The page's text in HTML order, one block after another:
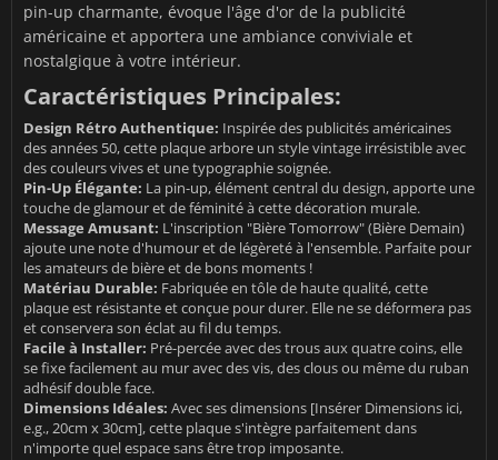
pin-up charmante, évoque l'âge d'or de la publicité
américaine et apportera une ambiance conviviale et
nostalgique à votre intérieur.
Caractéristiques Principales:
Design Rétro Authentique: Inspirée des publicités américaines
des années 50, cette plaque arbore un style vintage irrésistible avec
des couleurs vives et une typographie soignée.
Pin-Up Élégante: La pin-up, élément central du design, apporte une
touche de glamour et de féminité à cette décoration murale.
Message Amusant: L'inscription "Bière Tomorrow" (Bière Demain)
ajoute une note d'humour et de légèreté à l'ensemble. Parfaite pour
les amateurs de bière et de bons moments !
Matériau Durable: Fabriquée en tôle de haute qualité, cette
plaque est résistante et conçue pour durer. Elle ne se déformera pas
et conservera son éclat au fil du temps.
Facile à Installer: Pré-percée avec des trous aux quatre coins, elle
se fixe facilement au mur avec des vis, des clous ou même du ruban
adhésif double face.
Dimensions Idéales: Avec ses dimensions [Insérer Dimensions ici,
e.g., 20cm x 30cm], cette plaque s'intègre parfaitement dans
n'importe quel espace sans être trop imposante.